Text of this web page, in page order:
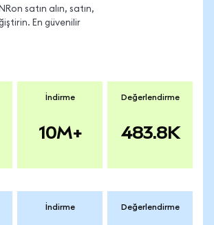
satın alın, satın,
En güvenilir
İndirme
10M+
Değerlendirme
483.8K
İndirme Değerlendirme